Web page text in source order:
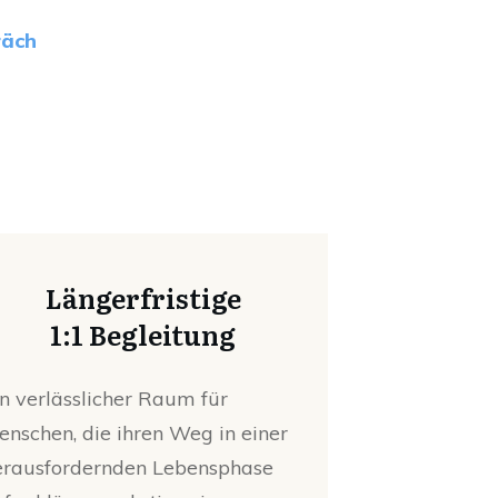
Längerfristige
1:1 Begleitung
verlässlicher Raum für
die ihren Weg in einer
Lebensphase